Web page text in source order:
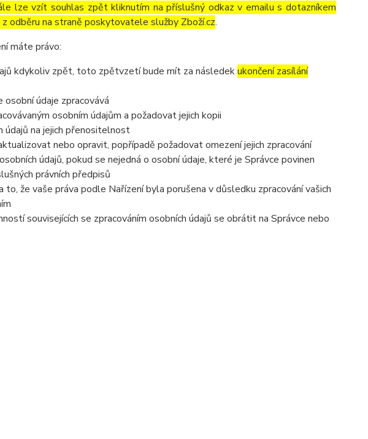
lze vzít souhlas zpět kliknutím na příslušný odkaz v emailu s dotazníkem
odběru na straně poskytovatele služby Zboží.cz.
máte právo:
kdykoliv zpět, toto zpětvzetí bude mít za následekukončení zasílání
osobní údaje zpracovává
osobním údajům a požadovat jejich kopii
údajů na jejich přenositelnost
nebo opravit, popřípadě požadovat omezení jejich zpracování
údajů, pokud se nejedná o osobní údaje, které je Správce povinen
právních předpisů
to, že vaše práva podle Nařízení byla porušena v důsledku zpracování vašich
souvisejících se zpracováním osobních údajů se obrátit na Správce nebo